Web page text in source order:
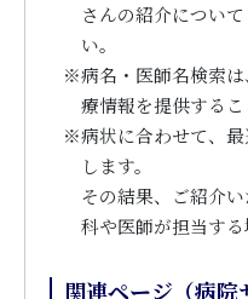
さんの紹介につい
い。
※病名・医師名検索
療情報を提供するこ
※病状に合わせて、
します。
その結果、ご紹介
科や医師が担当する
関連ページ（病院